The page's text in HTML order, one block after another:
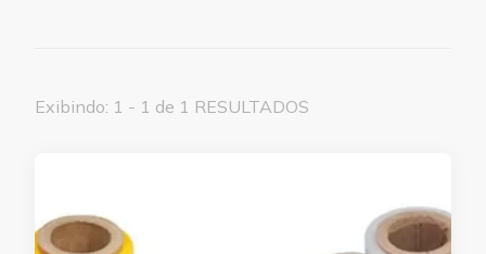
Exibindo: 1 - 1 de 1 RESULTADOS